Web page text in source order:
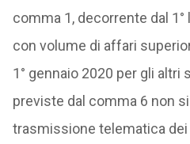
comma 1, decorrente dal
con volume di affari
1° gennaio 2020 per gli altri
previste dal comma 6 non
trasmissione telematica dei